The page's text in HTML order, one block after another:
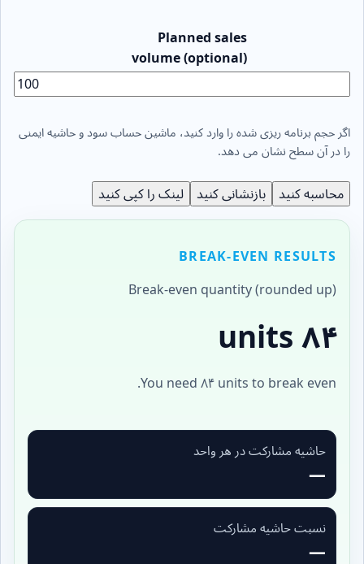
Planned sales
volume (optional)
اگر حجم برنامه ریزی شده را وارد کنید، ماشین حساب سود و حاشیه ایمنی
را در آن سطح نشان می دهد.
محاسبه کنید بازنشانی کنید لینک را کپی کنید
BREAK-EVEN RESULTS
Break-even quantity (rounded up)
۸۴ units
You need ۸۴ units to break even.
حاشیه مشارکت در هر واحد
—
نسبت حاشیه مشارکت
—